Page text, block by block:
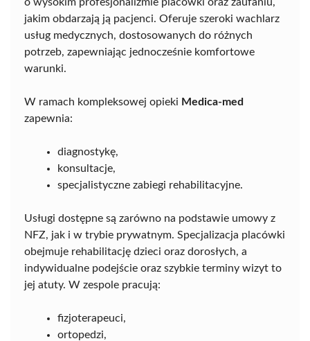
jakim obdarzają ją pacjenci. Oferuje szeroki wachlarz
usług medycznych, dostosowanych do różnych
potrzeb, zapewniając jednocześnie komfortowe
warunki.
W ramach kompleksowej opieki Medica-med
zapewnia:
diagnostykę,
konsultacje,
specjalistyczne zabiegi rehabilitacyjne.
Usługi dostępne są zarówno na podstawie umowy z
NFZ, jak i w trybie prywatnym. Specjalizacja placówki
obejmuje rehabilitację dzieci oraz dorosłych, a
indywidualne podejście oraz szybkie terminy wizyt to
jej atuty. W zespole pracują:
fizjoterapeuci,
ortopedzi,